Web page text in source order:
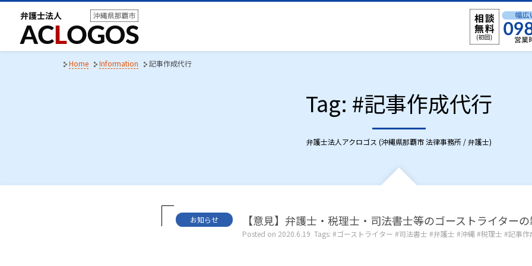
p
Home Information 記事作成代行
Tag: #記事作成代行
弁護士法人アクロゴス (沖縄県那覇市 法律事務所 / 弁護士)
C
a
お知らせ 【意見】弁護士・税理士・司法書士等のゴーストライター
Posted on 2020.6.19 Tags: ゴーストライター 司法書士 弁護士 沖縄 税理士 記事作